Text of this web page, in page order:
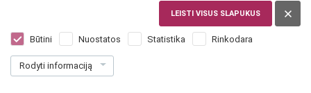
LEISTI VISUS SLAPUKUS
Būtini Nuostatos Statistika Rinkodara
Rodyti informaciją
Gintaro Sino Raudonasis sausas uogų
vynas 0,75 L
Dar nėra balsų, galite įvertinti